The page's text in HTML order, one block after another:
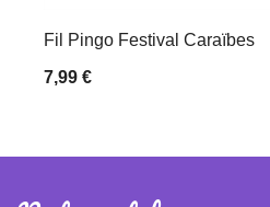
Fil Pingo Festival Caraïbes
7,99 €